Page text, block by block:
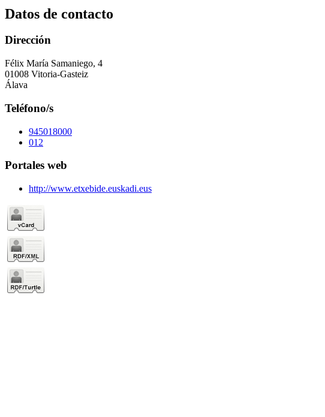
Datos de contacto
Dirección
Félix María Samaniego, 4
01008 Vitoria-Gasteiz
Álava
Teléfono/s
945018000
012
Portales web
http://www.etxebide.euskadi.eus